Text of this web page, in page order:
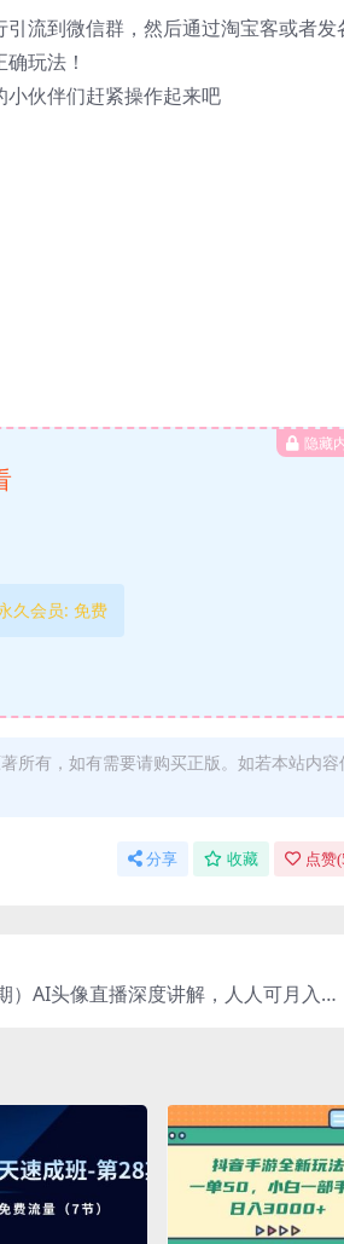
流到微信群，然后通过淘宝客或者发
玩法！
伙伴们赶紧操作起来吧
隐藏
久会员: 免费
所有，如有需要请购买正版。如若本站内容
分享 收藏 点赞(
）AI头像直播深度讲解，人人可月入万